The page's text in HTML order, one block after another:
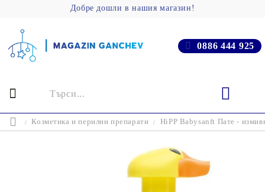
Добре дошли в нашия магазин!
0886 444 925
Козметика и перилни препарати HiPP Babysanft Пате -